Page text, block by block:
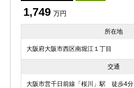
1,749 万円
所在地
大阪府大阪市西区南堀江１丁目
交通
大阪市営千日前線「桜川」駅 徒歩4分